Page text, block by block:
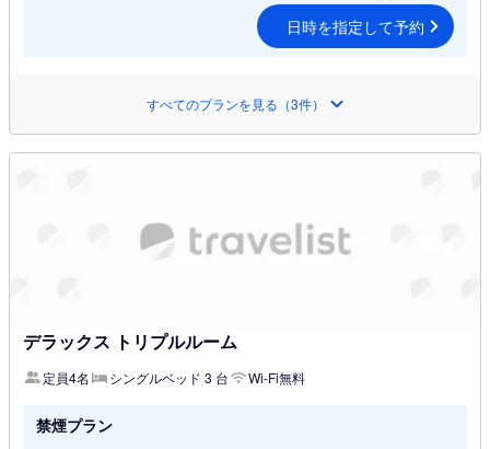
日時を指定して予約
すべてのプランを見る（3件）
デラックス トリプルルーム
定員4名 シングルベッド 3 台 Wi-Fi無料
禁煙プラン